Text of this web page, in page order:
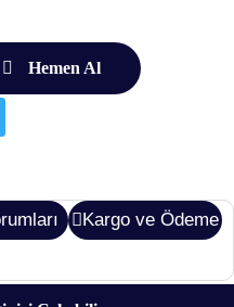
Hemen Al
Kargo ve Ödeme